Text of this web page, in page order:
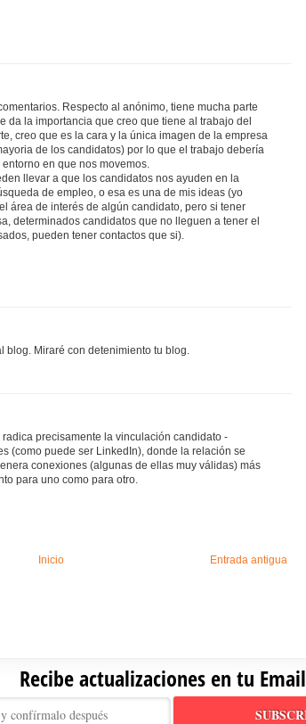
Respecto al anónimo, tiene mucha parte
da la importancia que creo que tiene al trabajo del
creo que es la cara y la única imagen de la empresa
de los candidatos) por lo que el trabajo debería
en que nos movemos.
llevar a que los candidatos nos ayuden en la
de empleo, o esa es una de mis ideas (yo
área de interés de algún candidato, pero si tener
determinados candidatos que no lleguen a tener el
pueden tener contactos que si).
blog. Miraré con detenimiento tu blog.
precisamente la vinculación candidato -
(como puede ser LinkedIn), donde la relación se
conexiones (algunas de ellas muy válidas) más
para uno como para otro.
Entrada antigua
Inicio
Recibe actualizaciones en tu Email